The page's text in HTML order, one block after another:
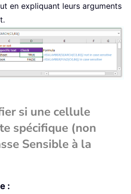
en expliquant leurs arguments
si une cellule
spécifique (non
Sensible à la
: